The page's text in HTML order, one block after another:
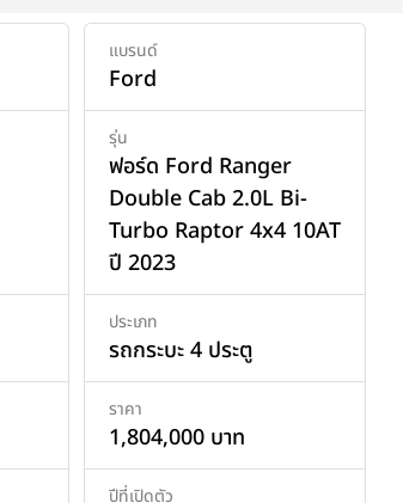
แบรนด์
Ford
รุ่น
ฟอร์ด Ford Ranger
Double Cab 2.0L Bi-
Turbo Raptor 4x4 10AT
ปี 2023
ประเภท
รถกระบะ 4 ประตู
ราคา
1,804,000 บาท
ปีที่เปิดตัว